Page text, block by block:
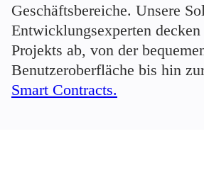
Geschäftsbereiche. Unsere
Entwicklungsexperten
Projekts ab, von der
Benutzeroberfläche bis hin
Smart Contracts.